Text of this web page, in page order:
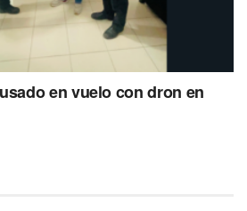
en vuelo con dron en